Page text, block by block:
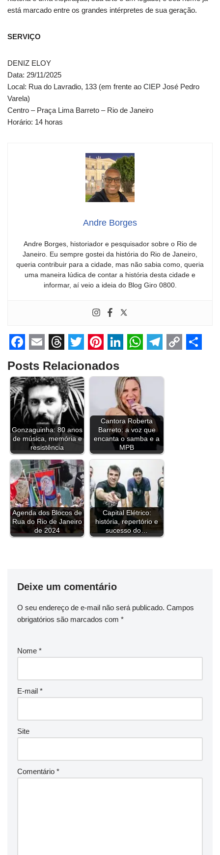
está marcado entre os grandes intérpretes de sua geração.
SERVIÇO
DENIZ ELOY
Data: 29/11/2025
Local: Rua do Lavradio, 133 (em frente ao CIEP José Pedro
Varela)
Centro – Praça Lima Barreto – Rio de Janeiro
Horário: 14 horas
Andre Borges
Andre Borges, historiador e pesquisador sobre o Rio de
Janeiro. Eu sempre gostei da história do Rio de Janeiro,
queria contribuir para a cidade, mas não sabia como, queria
uma maneira lúdica de contar a história desta cidade e
informar, aí veio a ideia do Blog Giro 0800.
F
a
c
e
b
o
o
k
E
m
a
i
l
T
h
r
e
a
d
s
T
w
i
t
t
e
r
i
e
e
s
t
i
n
k
e
d
I
n
h
a
t
s
A
p
p
e
e
g
r
a
Posts Relacionados
Gonzaguinha: 80 anos
de música, memória e
resistência
Cantora Roberta
Barreto: a voz que
encanta o samba e a
MPB
Agenda dos Blocos de
Rua do Rio de Janeiro
de 2024
Capital Elétrico:
história, repertório e
sucesso do…
Deixe um comentário
O seu endereço de e-mail não será publicado. Campos
obrigatórios são marcados com *
Nome *
E-mail *
Site
Comentário *